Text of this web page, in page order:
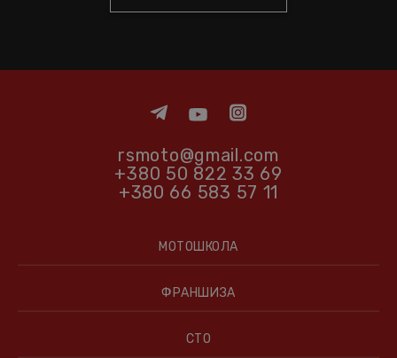
rsmoto@gmail.com
+380 50 822 33 69
+380 66 583 57 11
МОТОШКОЛА
ФРАНШИЗА
СТО